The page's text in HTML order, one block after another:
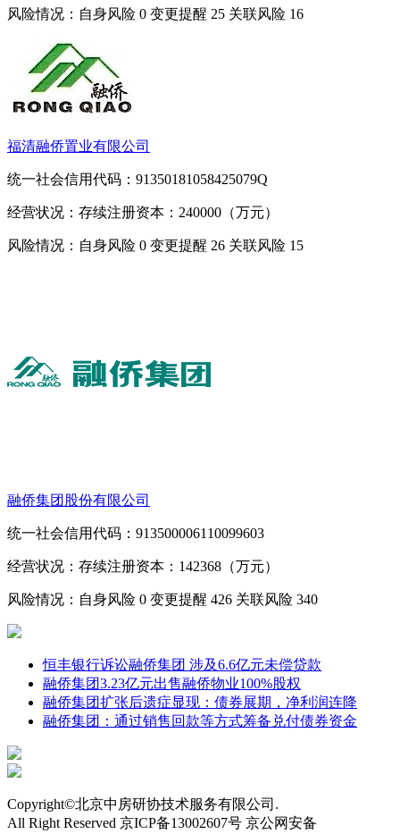
风险情况：自身风险 0 变更提醒 25 关联风险 16
福清融侨置业有限公司
统一社会信用代码：91350181058425079Q
经营状况：存续注册资本：240000（万元）
风险情况：自身风险 0 变更提醒 26 关联风险 15
融侨集团股份有限公司
统一社会信用代码：913500006110099603
经营状况：存续注册资本：142368（万元）
风险情况：自身风险 0 变更提醒 426 关联风险 340
恒丰银行诉讼融侨集团 涉及6.6亿元未偿贷款
融侨集团3.23亿元出售融侨物业100%股权
融侨集团扩张后遗症显现：债券展期，净利润连降
融侨集团：通过销售回款等方式筹备兑付债券资金
Copyright©北京中房研协技术服务有限公司.
All Right Reserved 京ICP备13002607号 京公网安备